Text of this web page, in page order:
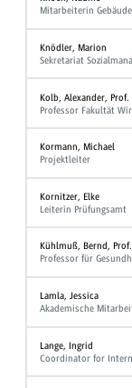
Mitarbeiterin
Knödler, Marion
Sekretariat
Kolb, Alexander, Prof.
Professor Fakultät
Kormann, Michael
Projektleiter
Kornitzer, Elke
Leiterin Prüfungsamt
Kühlmuß, Bernd,
Professor für
Lamla, Jessica
Akademische
Lange, Ingrid
Coordinator for